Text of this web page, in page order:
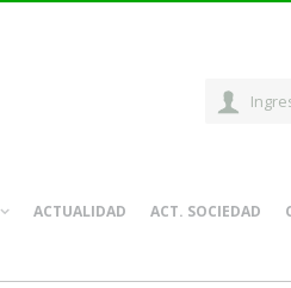
ACTUALIDAD ACT. SOCIEDAD